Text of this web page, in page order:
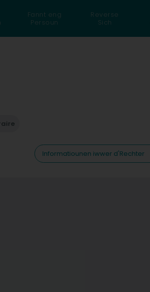
Fannt eng
Persoun
Reverse
Sich
Informatiounen iwwer d'Rechter